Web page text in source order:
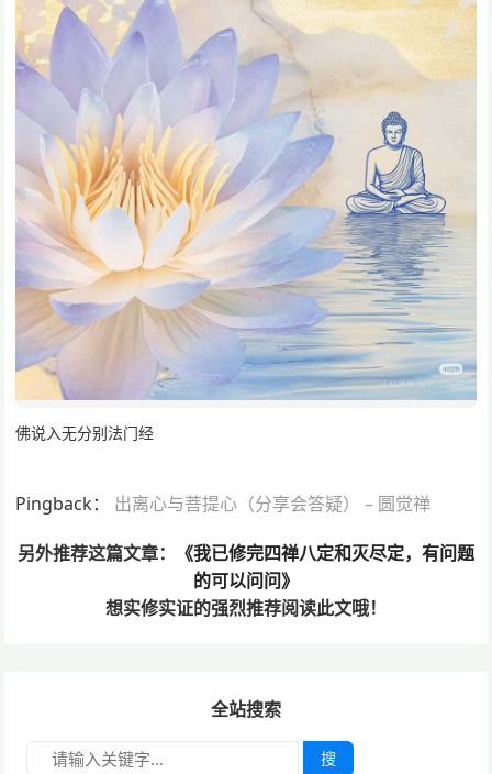
佛说入无分别法门经
Pingback： 出离心与菩提心（分享会答疑） – 圆觉禅
另外推荐这篇文章：
《我已修完四禅八定和灭尽定，有问题
的可以问问》
想实修实证的强烈推荐阅读此文哦！
全站搜索
搜